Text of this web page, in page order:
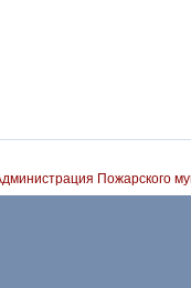
Пожарского